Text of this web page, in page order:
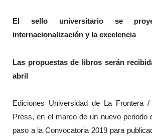
El sello universitario se
internacionalización y la excelencia
Las propuestas de libros serán
abril
Ediciones Universidad de La Frontera
Press, en el marco de un nuevo periodo
paso a la Convocatoria 2019 para